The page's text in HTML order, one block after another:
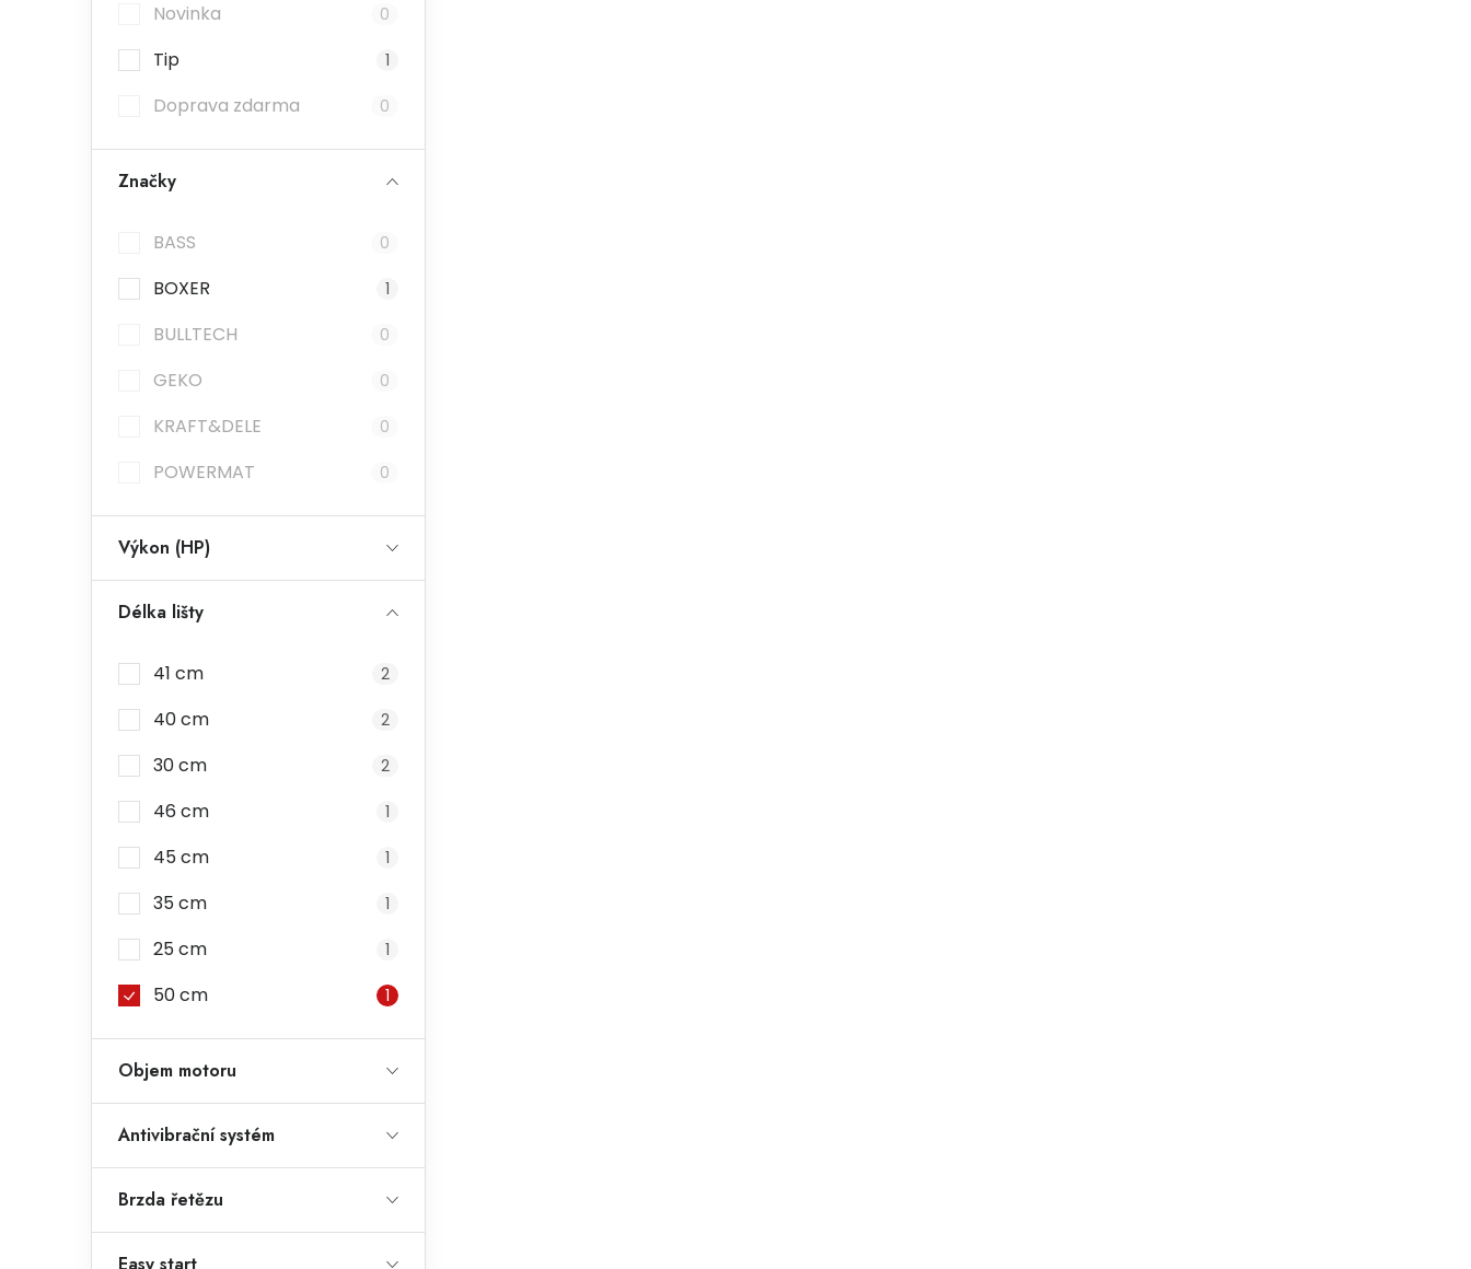
Novinka 0
Tip 1
Doprava zdarma 0
Značky
BASS 0
BOXER 1
BULLTECH 0
GEKO 0
KRAFT&DELE 0
POWERMAT 0
Výkon (HP)
Délka lišty
41 cm 2
40 cm 2
30 cm 2
46 cm 1
45 cm 1
35 cm 1
25 cm 1
50 cm 1
Objem motoru
Antivibrační systém
Brzda řetězu